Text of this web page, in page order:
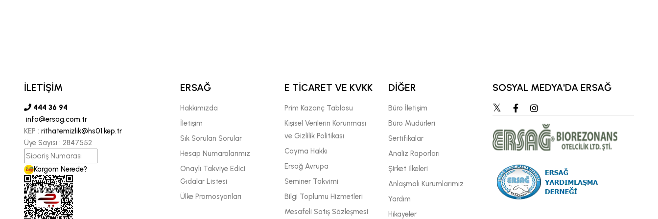
İLETİŞİM
444 36 94
info@ersag.com.tr
KEP : rithatemizlik@hs01.kep.tr
Üye Sayısı : 2847552
Kargom Nerede?
ERSAĞ
Hakkımızda
İletişim
Sık Sorulan Sorular
Hesap Numaralarımız
Onaylı Takviye Edici
Gıdalar Listesi
Ülke Promosyonları
E TİCARET VE KVKK
Prim Kazanç Tablosu
Kişisel Verilerin Korunması
ve Gizlilik Politikası
Cayma Hakkı
Ersağ Avrupa
Seminer Takvimi
Bilgi Toplumu Hizmetleri
Mesafeli Satış Sözleşmesi
DİĞER
Büro İletişim
Büro Müdürleri
Sertifikalar
Analiz Raporları
Şirket İlkeleri
Anlaşmalı Kurumlarımız
Yardım
Hikayeler
SOSYAL MEDYA'DA ERSAĞ